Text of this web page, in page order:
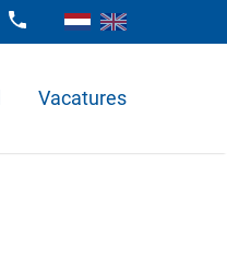
Vacatures